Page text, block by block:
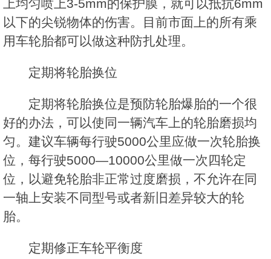
上均匀喷上3-5mm的保护膜，就可以抵抗6mm
以下的尖锐物体的伤害。目前市面上的所有乘
用车轮胎都可以做这种防扎处理。
定期将轮胎换位
定期将轮胎换位是预防轮胎爆胎的一个很
好的办法，可以使同一辆汽车上的轮胎磨损均
匀。建议车辆每行驶5000公里应做一次轮胎换
位，每行驶5000—10000公里做一次四轮定
位，以避免轮胎非正常过度磨损，不允许在同
一轴上安装不同型号或者新旧差异较大的轮
胎。
定期修正车轮平衡度